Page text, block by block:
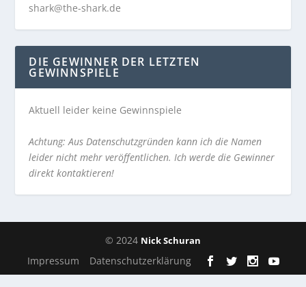
shark@the-shark.de
DIE GEWINNER DER LETZTEN
GEWINNSPIELE
Aktuell leider keine Gewinnspiele
Achtung: Aus Datenschutzgründen kann ich die Namen
leider nicht mehr veröffentlichen. Ich werde die Gewinner
direkt kontaktieren!
© 2024 Nick Schuran
Impressum Datenschutzerklärung